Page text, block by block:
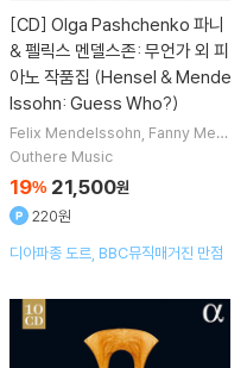
[CD] Olga Pashchenko 파니
& 펠릭스 멘델스존: 무언가 외 피
아노 작품집 (Hensel & Mende
lssohn: Guess Who?)
Felix Mendelssohn Fanny Men
delssohn-Hensel
Outhere Music
19% 21,500원
220원
디아파종 도르, BBC뮤직매거진 만점